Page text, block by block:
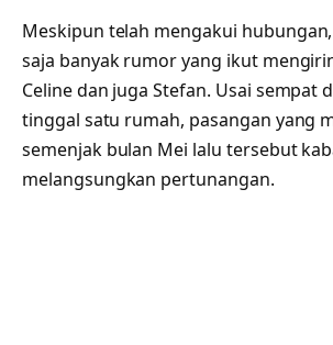
Meskipun telah mengakui
saja banyak rumor yang ikut
Celine dan juga Stefan. Usai sempat
tinggal satu rumah, pasangan yang
semenjak bulan Mei lalu tersebut
melangsungkan pertunangan.